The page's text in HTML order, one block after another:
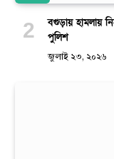
বগুড়ায় হামলায়
পুলিশ
জুলাই ২৩, ২০২৬